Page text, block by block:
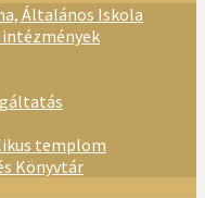
Általános Iskola
intézmények
templom
Könyvtár